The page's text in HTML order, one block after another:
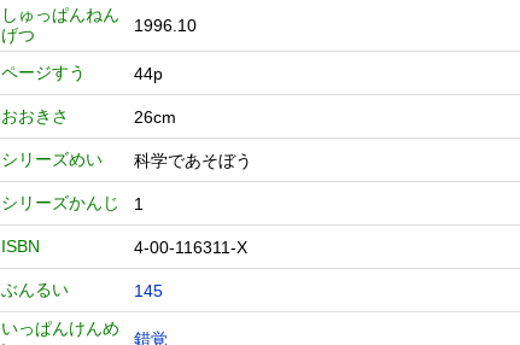
しゅっぱんねん
げつ
1996.10
ページすう 44p
おおきさ 26cm
シリーズめい 科学であそぼう
シリーズかんじ 1
ISBN 4-00-116311-X
ぶんるい
145
いっぱんけんめ
錯覚